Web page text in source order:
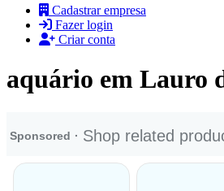
Cadastrar empresa
Fazer login
Criar conta
aquário em Lauro